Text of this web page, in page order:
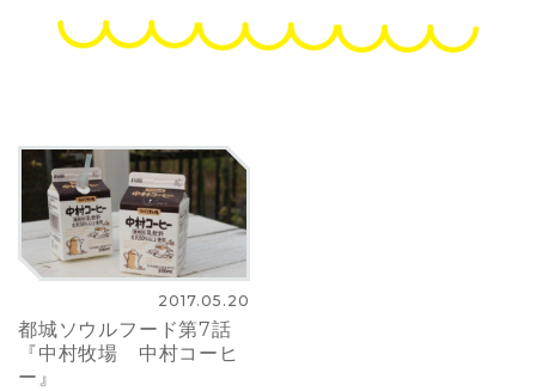
2017.05.20
都城ソウルフード第7話
『中村牧場 中村コーヒ
ー』